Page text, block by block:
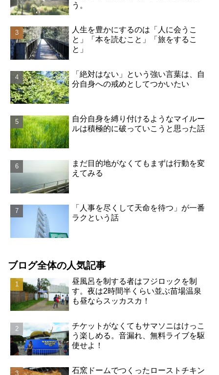
う。
人生を豊かにするのは「人に会うこ
と」「本を読むこと」「旅をするこ
と」
「絶対はない」という強い言葉は、自
分自身への戒めとしてつかいたい
自分自身を縛り付けるようなマイルー
ルは積極的に破っていこうと思った話
まだ目的地がなくてもまずは行動を変
えてみる
「人事を尽くして天命を待つ」が一番
ラクという話
ブログ全体の人気記事
昼風呂を制する者はフジロックを制
す。夜は2時間半くらい並ぶ苗場温泉
も昼ならスッカスカ！
チケットがなくてもサマソニはけっこ
う楽しめる。音漏れ、無料ライブを駆
使せよ！
石窯ドームでつくったローストチキン